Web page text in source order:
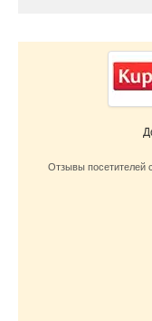
Отзывы посетителей